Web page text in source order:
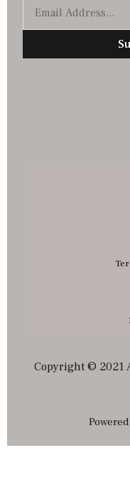
Copyright © 2021